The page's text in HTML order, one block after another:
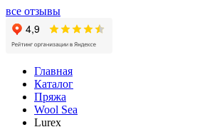
все отзывы
Главная
Каталог
Пряжа
Wool Sea
Lurex